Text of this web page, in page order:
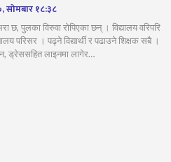
सोमबार १८:३८
छ, पुलका विरुवा रोपिएका छन् । विद्यालय वरिपरि
परिसर । पढ्ने विद्यार्थी र पढाउने शिक्षक सबै ।
ड्रेससहित लाइनमा लागेर…